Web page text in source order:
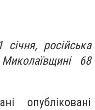
російська
68
опубліковані